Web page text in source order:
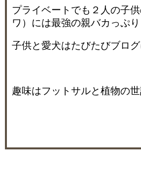
プライベートでも２人の子
ワ）には最強の親バカっぷり
子供と愛犬はたびたびブログ
趣味はフットサルと植物の